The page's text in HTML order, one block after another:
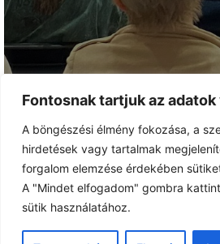
Fontosnak tartjuk az
A böngészési élmény fokozása, a
hirdetések vagy tartalmak
forgalom elemzése érdekében
A "Mindet elfogadom" gombra
sütik használatához.